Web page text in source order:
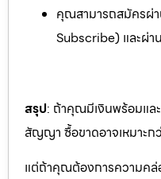
คุณสามารถสมัครผ่า
Subscribe) และผ่า
สรุป: ถ้าคุณมีเงินพร้อมแล
สัญญา ซื้อขาดอาจเหมาะก
แต่ถ้าคุณต้องการความคล่